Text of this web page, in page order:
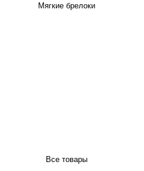
Мягкие брелоки
Все товары